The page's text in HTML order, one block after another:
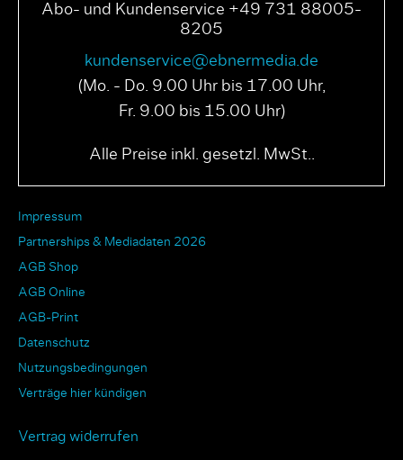
Abo- und Kundenservice +49 731 88005-
8205
kundenservice@ebnermedia.de
(Mo. - Do. 9.00 Uhr bis 17.00 Uhr,
Fr. 9.00 bis 15.00 Uhr)
Alle Preise inkl. gesetzl. MwSt..
Impressum
Partnerships & Mediadaten 2026
AGB Shop
AGB Online
AGB-Print
Datenschutz
Nutzungsbedingungen
Verträge hier kündigen
Vertrag widerrufen